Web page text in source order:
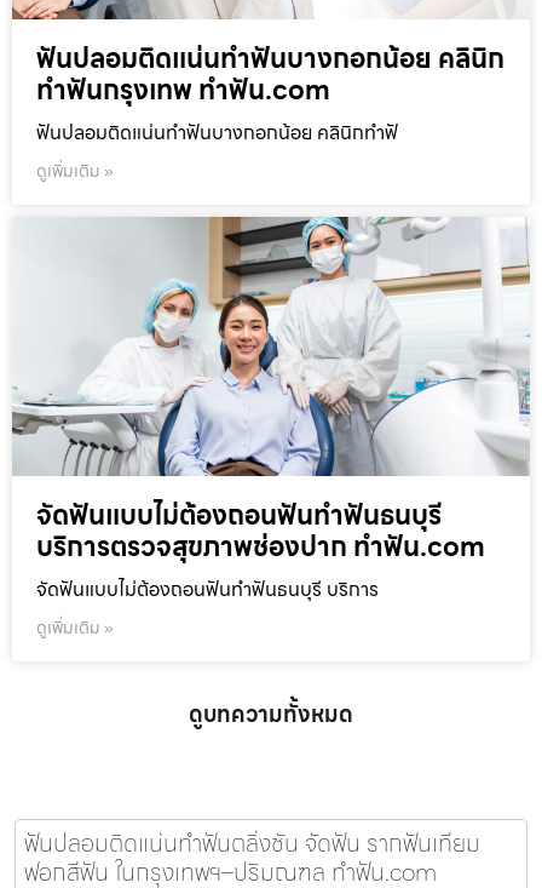
ฟันปลอมติดแน่นทำฟันบางกอกน้อย คลินิก
ทำฟันกรุงเทพ ทำฟัน.com
ฟันปลอมติดแน่นทำฟันบางกอกน้อย คลินิกทำฟั
ดูเพิ่มเติม »
จัดฟันแบบไม่ต้องถอนฟันทำฟันธนบุรี
บริการตรวจสุขภาพช่องปาก ทำฟัน.com
จัดฟันแบบไม่ต้องถอนฟันทำฟันธนบุรี บริการ
ดูเพิ่มเติม »
ดูบทความทั้งหมด
ฟันปลอมติดแน่นทำฟันตลิ่งชัน จัดฟัน รากฟันเทียม
ฟอกสีฟัน ในกรุงเทพฯ–ปริมณฑล ทำฟัน.com